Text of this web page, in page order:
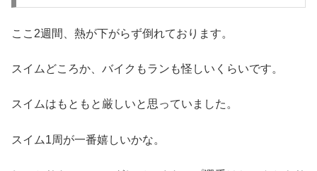
ここ2週間、熱が下がらず倒れております。
スイムどころか、バイクもランも怪しいくらいです。
スイムはもともと厳しいと思っていました。
スイム1周が一番嬉しいかな。